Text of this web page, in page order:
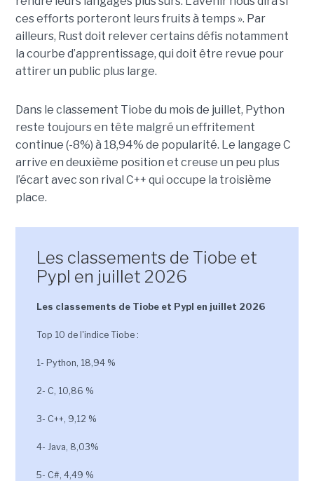
ces efforts porteront leurs fruits à temps ». Par
ailleurs, Rust doit relever certains défis notamment
la courbe d’apprentissage, qui doit être revue pour
attirer un public plus large.
Dans le classement Tiobe du mois de juillet, Python
reste toujours en tête malgré un effritement
continue (-8%) à 18,94% de popularité. Le langage C
arrive en deuxième position et creuse un peu plus
l’écart avec son rival C++ qui occupe la troisième
place.
Les classements de Tiobe et
Pypl en juillet 2026
Les classements de Tiobe et Pypl en juillet 2026
Top 10 de l'indice Tiobe :
1- Python, 18,94 %
2- C, 10,86 %
3- C++, 9,12 %
4- Java, 8,03%
5- C#, 4,49 %